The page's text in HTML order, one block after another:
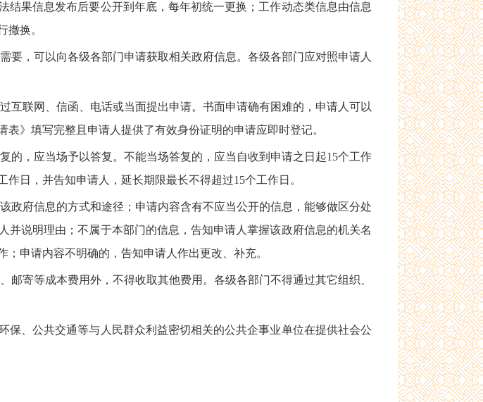
果信息发布后要公开到年底，每年初统一更换；工作动态类信息由信息
撤换。
，可以向各级各部门申请获取相关政府信息。各级各部门应对照申请人
联网、信函、电话或当面提出申请。书面申请确有困难的，申请人可以
》填写完整且申请人提供了有效身份证明的申请应即时登记。
，应当场予以答复。不能当场答复的，应当自收到申请之日起15个工作
日，并告知申请人，延长期限最长不得超过15个工作日。
府信息的方式和途径；申请内容含有不应当公开的信息，能够做区分处
说明理由；不属于本部门的信息，告知申请人掌握该政府信息的机关名
申请内容不明确的，告知申请人作出更改、补充。
寄等成本费用外，不得收取其他费用。各级各部门不得通过其它组织、
、公共交通等与人民群众利益密切相关的公共企事业单位在提供社会公